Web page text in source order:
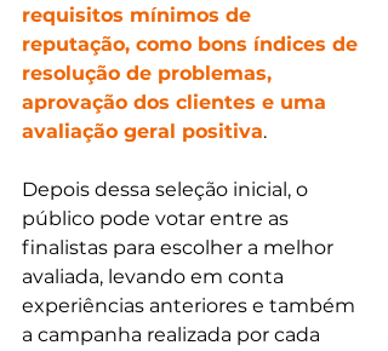
requisitos mínimos de
reputação, como bons índices de
resolução de problemas,
aprovação dos clientes e uma
avaliação geral positiva.
Depois dessa seleção inicial, o
público pode votar entre as
finalistas para escolher a melhor
avaliada, levando em conta
experiências anteriores e também
a campanha realizada por cada